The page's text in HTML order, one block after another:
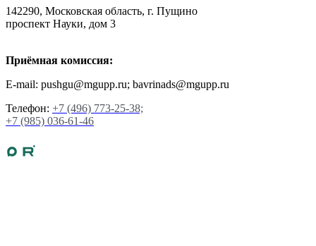
142290, Московская область, г. Пущино
проспект Науки, дом 3
Приёмная комиссия:
E-mail: pushgu@mgupp.ru; bavrinads@mgupp.ru
Телефон: +7 (496) 773-25-38;
+7 (985) 036-61-46